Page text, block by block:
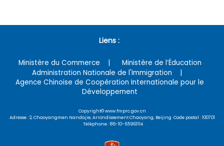
Liens :
Ministère du Commerce
Ministère de l’Éducation
Administration Nationale de l'Immigration
Agence Chinoise de Coopération Internationale pour le
Développement
Copyright© www.fmprc.gov.cn
Adresse : 2, Chaoyangmen Nandajie, Arrondissement Chaoyang, Beijing Code postal : 100701
Téléphone : 86-10-65961114